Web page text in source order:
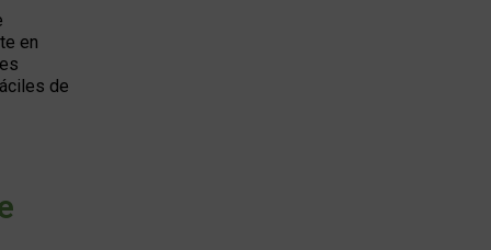
en
de